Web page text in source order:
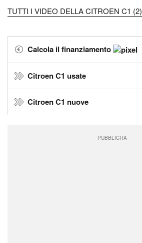
TUTTI I VIDEO DELLA CITROEN C1 (2)
Calcola il finanziamento
Citroen C1 usate
Citroen C1 nuove
PUBBLICITÀ